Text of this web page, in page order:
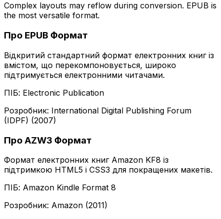
Complex layouts may reflow during conversion. EPUB is
the most versatile format.
Про EPUB Формат
Відкритий стандартний формат електронних книг із
вмістом, що перекомпоновується, широко
підтримується електронними читачами.
ПІБ: Electronic Publication
Розробник: International Digital Publishing Forum
(IDPF) (2007)
Про AZW3 Формат
Формат електронних книг Amazon KF8 із
підтримкою HTML5 і CSS3 для покращених макетів.
ПІБ: Amazon Kindle Format 8
Розробник: Amazon (2011)